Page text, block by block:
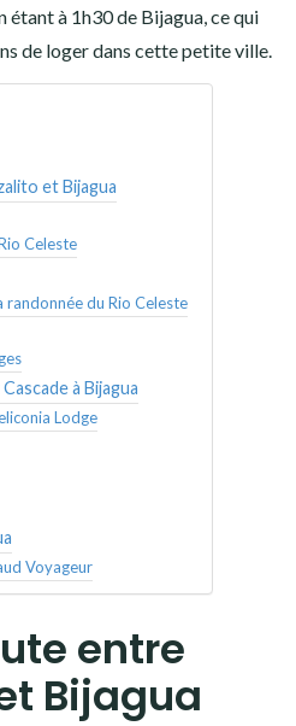
étant à 1h30 de Bijagua, ce qui
de loger dans cette petite ville.
et Bijagua
Celeste
du Rio Celeste
à Bijagua
Lodge
Voyageur
entre
Bijagua